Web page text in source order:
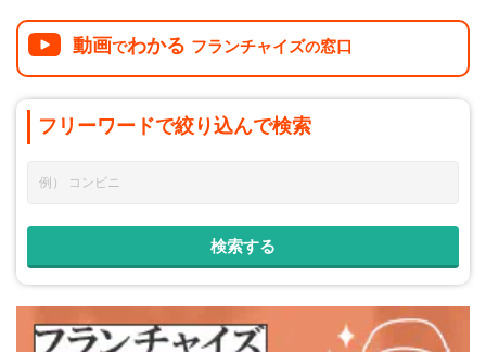
海外FC本部
インターン独立・社員募集
四国
九州・沖縄
100万以下で開業
脱サラで開業
法人様オススメ
副業・サイドビジネス
動画でわかる フランチャイズの窓口
フリーワードで絞り込んで検索